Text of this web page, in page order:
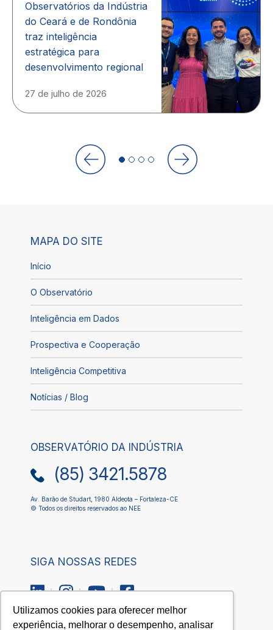
Utilizamos cookies para oferecer melhor
experiência, melhorar o desempenho, analisar
Observatórios da Indústria
do Ceará e de Rondônia
traz inteligência
estratégica para
desenvolvimento regional
27 de julho de 2026
MAPA DO SITE
Início
O Observatório
Inteligência em Dados
Prospectiva e Cooperação
Inteligência Competitiva
Notícias / Blog
OBSERVATÓRIO DA INDÚSTRIA
(85) 3421.5878
Av. Barão de Studart, 1980 Aldeota – Fortaleza-CE
© Todos os direitos reservados ao NEE
SIGA NOSSAS REDES